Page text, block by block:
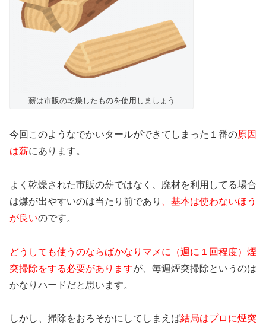
薪は市販の乾燥したものを使用しましょう
今回このようなでかいタールができてしまった１番の原因
は薪にあります。
よく乾燥された市販の薪ではなく、廃材を利用してる場合
は煤が出やすいのは当たり前であり
、基本は使わないほう
が良いのです。
どうしても使うのならばかなりマメに（週に１回程度）煙
突掃除をする必要がありますが、毎週煙突掃除というのは
かなりハードだと思います。
しかし、掃除をおろそかにしてしまえば結局はプロに煙突